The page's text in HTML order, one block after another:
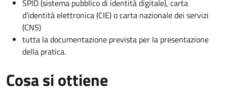
SPID (sistema pubblico di identità digitale), carta
d’identità elettronica (CIE) o carta nazionale dei servizi
(CNS)
tutta la documentazione prevista per la presentazione
della pratica.
Cosa si ottiene